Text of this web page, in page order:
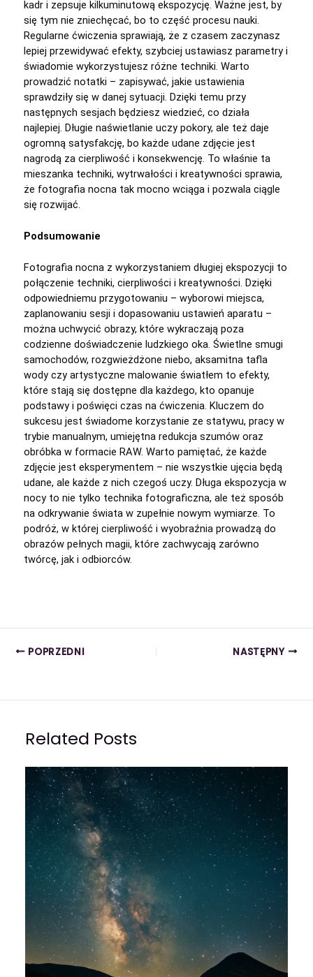
kadr i zepsuje kilkuminutową ekspozycję. Ważne jest, by
się tym nie zniechęcać, bo to część procesu nauki.
Regularne ćwiczenia sprawiają, że z czasem zaczynasz
lepiej przewidywać efekty, szybciej ustawiasz parametry i
świadomie wykorzystujesz różne techniki. Warto
prowadzić notatki – zapisywać, jakie ustawienia
sprawdziły się w danej sytuacji. Dzięki temu przy
następnych sesjach będziesz wiedzieć, co działa
najlepiej. Długie naświetlanie uczy pokory, ale też daje
ogromną satysfakcję, bo każde udane zdjęcie jest
nagrodą za cierpliwość i konsekwencję. To właśnie ta
mieszanka techniki, wytrwałości i kreatywności sprawia,
że fotografia nocna tak mocno wciąga i pozwala ciągle
się rozwijać.
Podsumowanie
Fotografia nocna z wykorzystaniem długiej ekspozycji to
połączenie techniki, cierpliwości i kreatywności. Dzięki
odpowiedniemu przygotowaniu – wyborowi miejsca,
zaplanowaniu sesji i dopasowaniu ustawień aparatu –
można uchwycić obrazy, które wykraczają poza
codzienne doświadczenie ludzkiego oka. Świetlne smugi
samochodów, rozgwieżdżone niebo, aksamitna tafla
wody czy artystyczne malowanie światłem to efekty,
które stają się dostępne dla każdego, kto opanuje
podstawy i poświęci czas na ćwiczenia. Kluczem do
sukcesu jest świadome korzystanie ze statywu, pracy w
trybie manualnym, umiejętna redukcja szumów oraz
obróbka w formacie RAW. Warto pamiętać, że każde
zdjęcie jest eksperymentem – nie wszystkie ujęcia będą
udane, ale każde z nich czegoś uczy. Długa ekspozycja w
nocy to nie tylko technika fotograficzna, ale też sposób
na odkrywanie świata w zupełnie nowym wymiarze. To
podróż, w której cierpliwość i wyobraźnia prowadzą do
obrazów pełnych magii, które zachwycają zarówno
twórcę, jak i odbiorców.
POPRZEDNI NASTĘPNY
Related Posts